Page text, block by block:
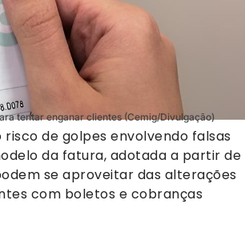
tentar enganar clientes (Cemig/Divulgação)
de golpes envolvendo falsas
da fatura, adotada a partir de
se aproveitar das alterações
com boletos e cobranças